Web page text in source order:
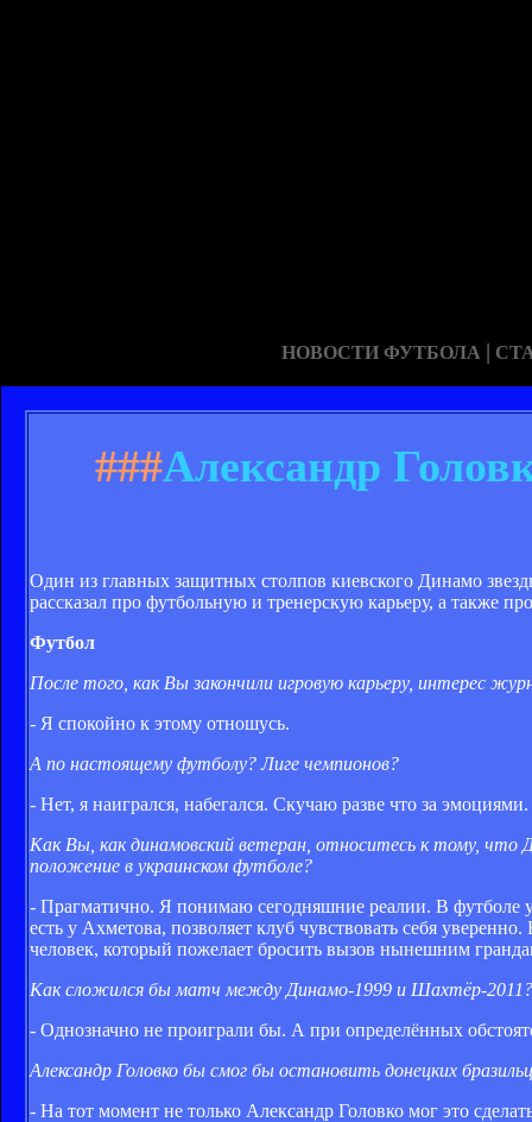
НОВОСТИ ФУТБОЛА |
###Александр
Один из главных защитных столпов киевского Динамо
рассказал про футбольную и тренерскую карьеру, а также
Футбол
После того, как Вы закончили игровую карьеру, интерес
- Я спокойно к этому отношусь.
А по настоящему футболу? Лиге чемпионов?
- Нет, я наигрался, набегался. Скучаю разве что за эмоциями.
Как Вы, как динамовский ветеран, относитесь к тому,
положение в украинском футболе?
- Прагматично. Я понимаю сегодняшние реалии. В футболе
есть у Ахметова, позволяет клуб чувствовать себя
человек, который пожелает бросить вызов нынешним
Как сложился бы матч между Динамо-1999 и Шахтёр-2011?
- Однозначно не проиграли бы. А при определённых
Александр Головко бы смог бы остановить донецких
- На тот момент не только Александр Головко мог это